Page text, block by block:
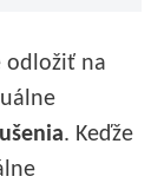
odložiť na
. Keďže